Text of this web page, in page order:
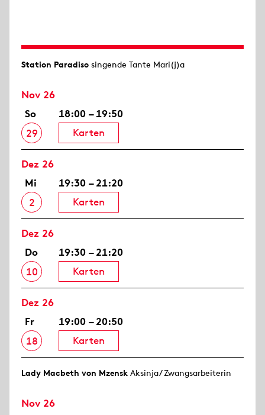
Station Paradiso singende Tante Mari(j)a
Nov 26
So
29
18:00 – 19:50
Karten
Dez 26
Mi
2
19:30 – 21:20
Karten
Dez 26
Do
10
19:30 – 21:20
Karten
Dez 26
Fr
18
19:00 – 20:50
Karten
Lady Macbeth von Mzensk Aksinja/ Zwangsarbeiterin
Nov 26